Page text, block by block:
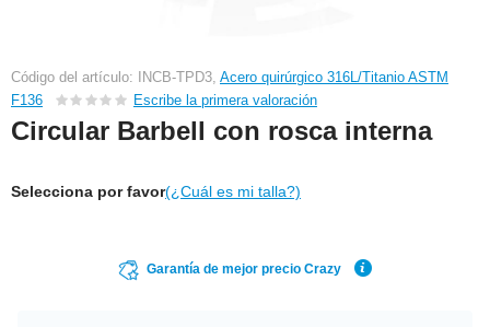
Código del artículo: INCB-TPD3, Acero quirúrgico 316L/Titanio ASTM
F136
Escribe la primera valoración
Circular Barbell con rosca interna
Selecciona por favor(¿Cuál es mi talla?)
Garantía de mejor precio Crazy